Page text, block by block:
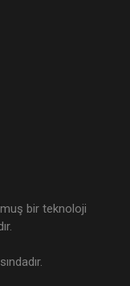
bir teknoloji